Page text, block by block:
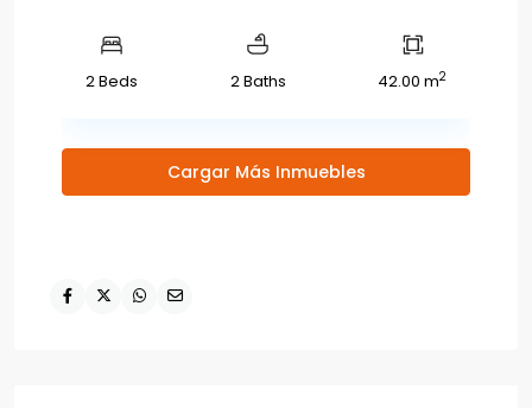
2 Beds 2 Baths 42.00 m2
Cargar Más Inmuebles